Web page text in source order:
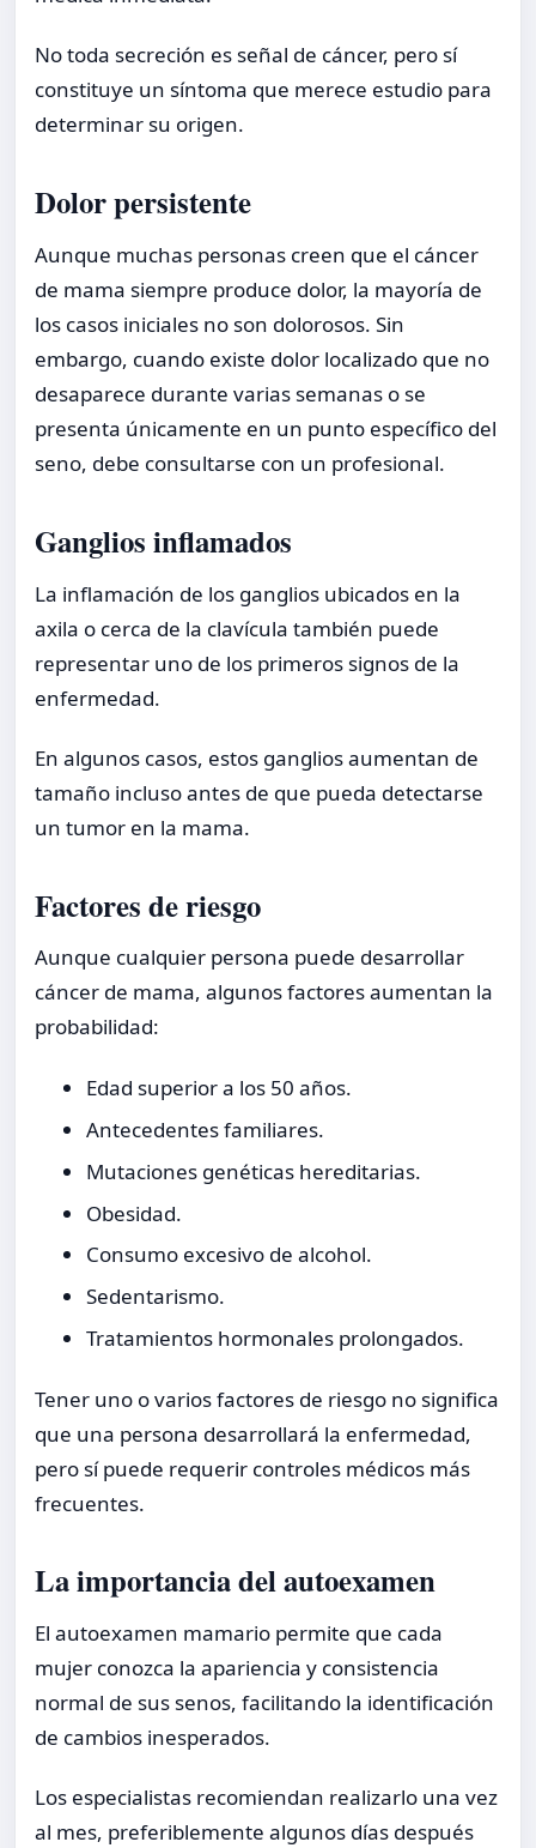
No toda secreción es señal de cáncer, pero sí
constituye un síntoma que merece estudio para
determinar su origen.
Dolor persistente
Aunque muchas personas creen que el cáncer
de mama siempre produce dolor, la mayoría de
los casos iniciales no son dolorosos. Sin
embargo, cuando existe dolor localizado que no
desaparece durante varias semanas o se
presenta únicamente en un punto específico del
seno, debe consultarse con un profesional.
Ganglios inflamados
La inflamación de los ganglios ubicados en la
axila o cerca de la clavícula también puede
representar uno de los primeros signos de la
enfermedad.
En algunos casos, estos ganglios aumentan de
tamaño incluso antes de que pueda detectarse
un tumor en la mama.
Factores de riesgo
Aunque cualquier persona puede desarrollar
cáncer de mama, algunos factores aumentan la
probabilidad:
Edad superior a los 50 años.
Antecedentes familiares.
Mutaciones genéticas hereditarias.
Obesidad.
Consumo excesivo de alcohol.
Sedentarismo.
Tratamientos hormonales prolongados.
Tener uno o varios factores de riesgo no significa
que una persona desarrollará la enfermedad,
pero sí puede requerir controles médicos más
frecuentes.
La importancia del autoexamen
El autoexamen mamario permite que cada
mujer conozca la apariencia y consistencia
normal de sus senos, facilitando la identificación
de cambios inesperados.
Los especialistas recomiendan realizarlo una vez
al mes, preferiblemente algunos días después